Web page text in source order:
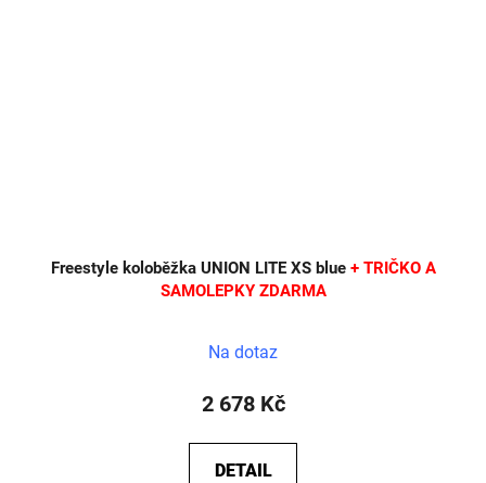
Freestyle koloběžka UNION LITE XS blue + TRIČKO A
SAMOLEPKY ZDARMA
Na dotaz
2 678 Kč
DETAIL